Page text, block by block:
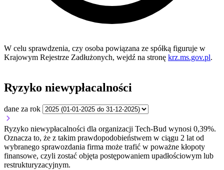
W celu sprawdzenia, czy osoba powiązana ze spółką figuruje w
Krajowym Rejestrze Zadłużonych, wejdź na stronę krz.ms.gov.pl.
Ryzyko niewypłacalności
dane za rok
Ryzyko niewypłacalności dla organizacji Tech-Bud wynosi 0,39%.
Oznacza to, że z takim prawdopodobieństwem w ciągu 2 lat od
wybranego sprawozdania firma może trafić w poważne kłopoty
finansowe, czyli zostać objęta postępowaniem upadłościowym lub
restrukturyzacyjnym.